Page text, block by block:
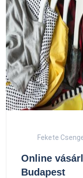
Fekete
Online
Budapest